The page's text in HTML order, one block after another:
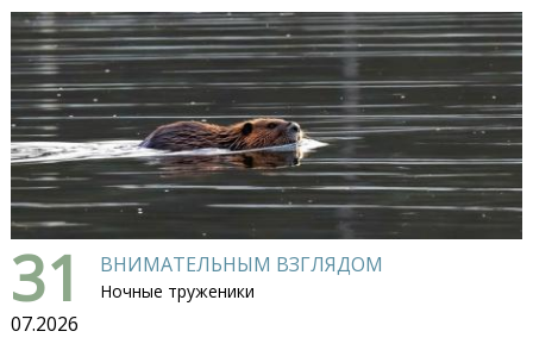
31
07.2026
ВНИМАТЕЛЬНЫМ ВЗГЛЯДОМ
Ночные труженики